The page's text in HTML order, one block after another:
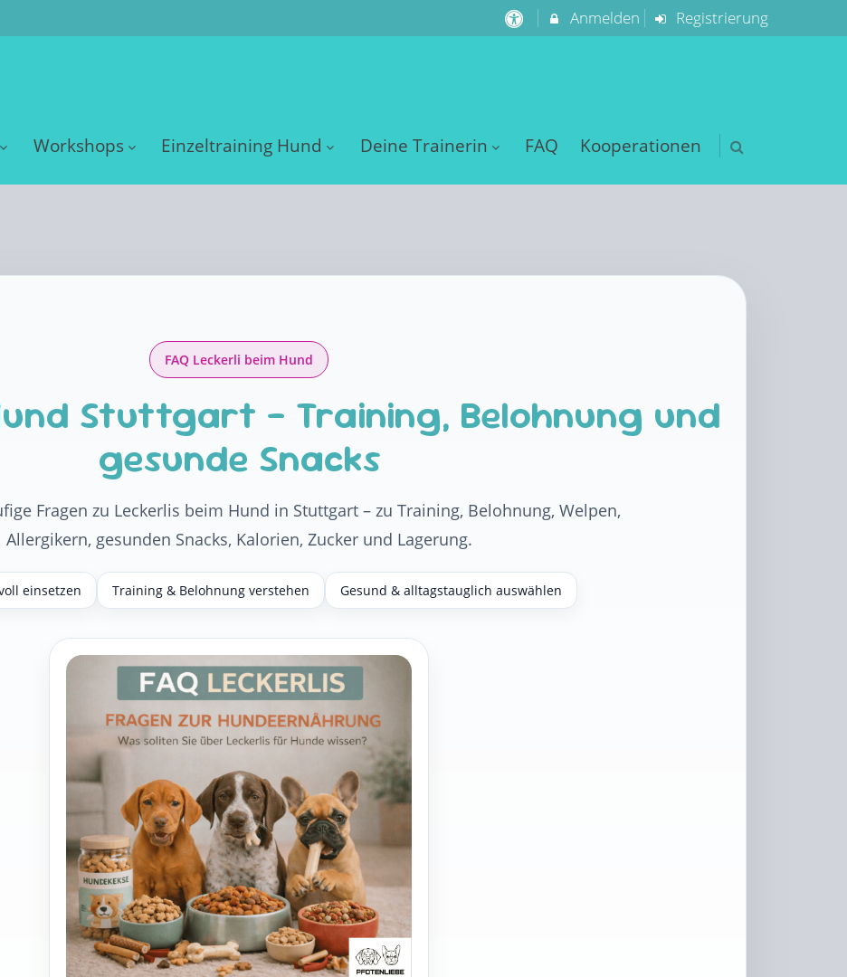
Anmelden Registrierung
Workshops Einzeltraining Hund Deine Trainerin FAQ Kooperationen
FAQ Leckerli beim Hund
Stuttgart – Training, Belohnung und
gesunde Snacks
Fragen zu Leckerlis beim Hund in Stuttgart – zu Training, Belohnung, Welpen,
Allergikern, gesunden Snacks, Kalorien, Zucker und Lagerung.
einsetzen Training & Belohnung verstehen Gesund & alltagstauglich auswählen